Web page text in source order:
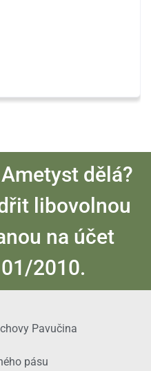
dělá?
libovolnou
na účet
2010.
Pavučina
pásu